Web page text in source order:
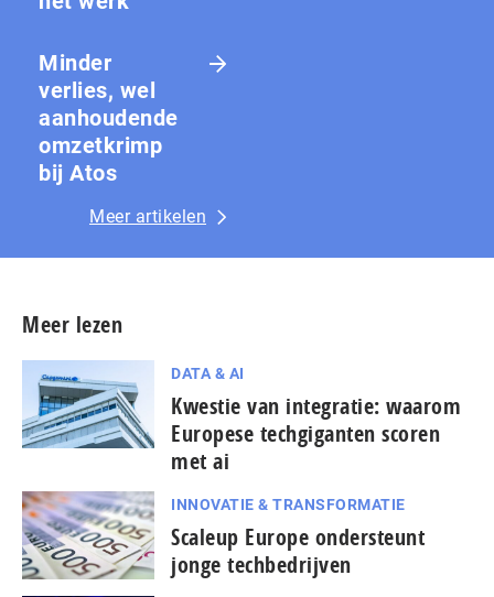
Minder
verlies, wel
aanhoudende
omzetkrimp
bij Atos
Meer artikelen
Meer lezen
DATA & AI
Kwestie van integratie: waarom
Europese techgiganten scoren
met ai
INNOVATIE & TRANSFORMATIE
Scaleup Europe ondersteunt
jonge techbedrijven